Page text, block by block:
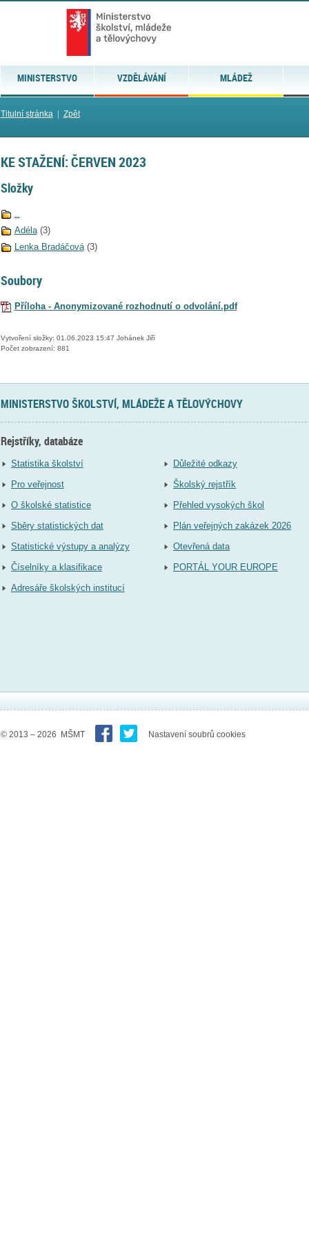
MINISTERSTVO VZDĚLÁVÁNÍ MLÁDEŽ
Titulní stránka| Zpět
KE STAŽENÍ: ČERVEN 2023
Složky
..
Adéla (3)
Lenka Bradáčová (3)
Soubory
Příloha - Anonymizované rozhodnutí o odvolání.pdf
Vytvoření složky: 01.06.2023 15:47 Johánek Jiří
Počet zobrazení: 881
MINISTERSTVO ŠKOLSTVÍ, MLÁDEŽE A TĚLOVÝCHOVY
Rejstříky, databáze
Statistika školství
Pro veřejnost
O školské statistice
Sběry statistických dat
Statistické výstupy a analýzy
Číselníky a klasifikace
Adresáře školských institucí
Důležité odkazy
Školský rejstřík
Přehled vysokých škol
Plán veřejných zakázek 2026
Otevřená data
PORTÁL YOUR EUROPE
© 2013 – 2026 MŠMT Nastavení soubrů cookies